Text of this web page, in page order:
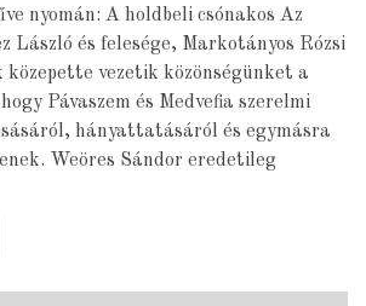
nyomán: A holdbeli csónakos Az
László és felesége, Markotányos Rózsi
vezetik közönségünket a
Pávaszem és Medvefia szerelmi
hányattatásáról és egymásra
Weöres Sándor eredetileg